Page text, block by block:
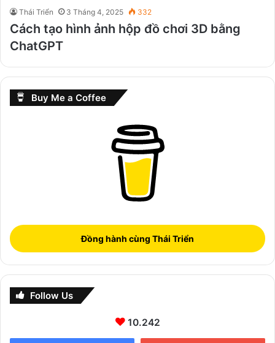
Thái Triển 3 Tháng 4, 2025 332
Cách tạo hình ảnh hộp đồ chơi 3D bằng
ChatGPT
Buy Me a Coffee
Đồng hành cùng Thái Triển
Follow Us
10.242